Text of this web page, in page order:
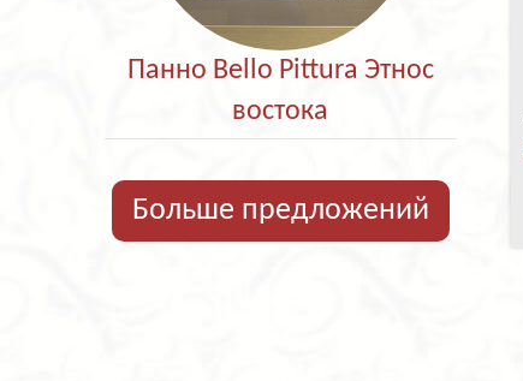
Панно Bello Pittura Этнос
востока
Больше предложений